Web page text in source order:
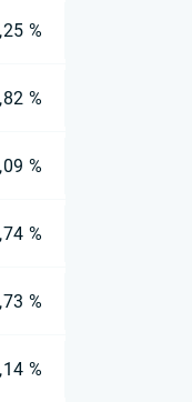
%
%
%
%
%
%